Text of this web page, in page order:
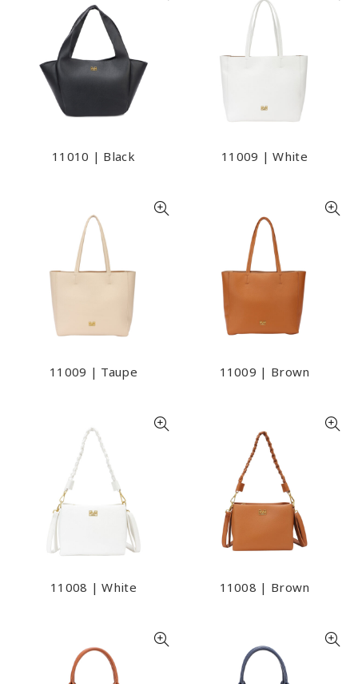
11010 | Black 11009 | White
11009 | Taupe 11009 | Brown
11008 | White 11008 | Brown